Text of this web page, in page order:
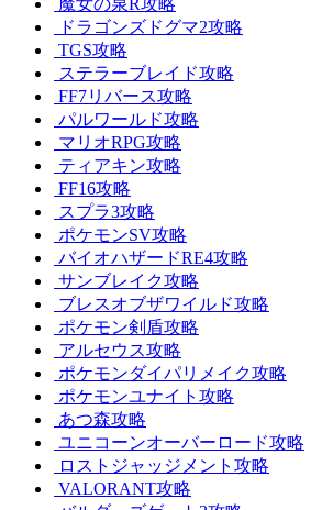
ドラゴンズドグマ2攻略
TGS攻略
ステラーブレイド攻略
FF7リバース攻略
パルワールド攻略
マリオRPG攻略
ティアキン攻略
FF16攻略
スプラ3攻略
ポケモンSV攻略
バイオハザードRE4攻略
サンブレイク攻略
ブレスオブザワイルド攻略
ポケモン剣盾攻略
アルセウス攻略
ポケモンダイパリメイク攻略
ポケモンユナイト攻略
あつ森攻略
ユニコーンオーバーロード攻略
ロストジャッジメント攻略
VALORANT攻略